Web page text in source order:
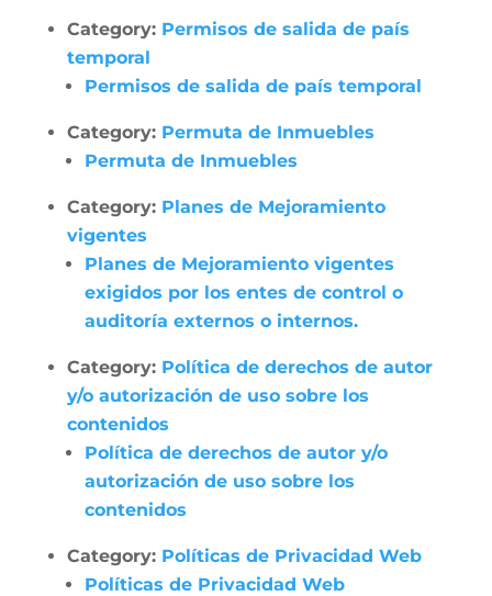
Category: Permisos de salida de país
temporal
Permisos de salida de país temporal
Category: Permuta de Inmuebles
Permuta de Inmuebles
Category: Planes de Mejoramiento
vigentes
Planes de Mejoramiento vigentes
exigidos por los entes de control o
auditoría externos o internos.
Category: Política de derechos de autor
y/o autorización de uso sobre los
contenidos
Política de derechos de autor y/o
autorización de uso sobre los
contenidos
Category: Políticas de Privacidad Web
Políticas de Privacidad Web